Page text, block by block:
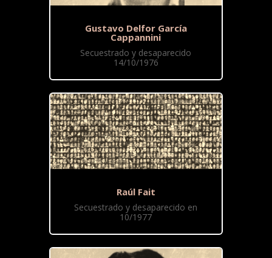
Gustavo Delfor García
Cappannini
Secuestrado y desaparecido
14/10/1976
Raúl Fait
Secuestrado y desaparecido en
10/1977